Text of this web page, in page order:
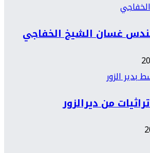
غسان الشيخ الخفاجي
من ديرالزور